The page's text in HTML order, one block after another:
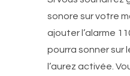
sonore sur votre
ajouter l’alarme
pourra sonner sur
l’aurez activée.